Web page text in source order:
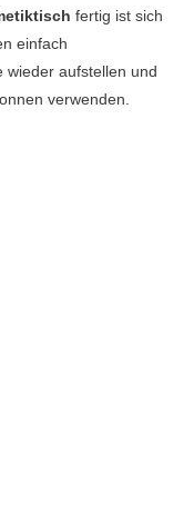
fertig ist sich
einfach
wieder aufstellen und
verwenden.